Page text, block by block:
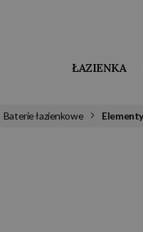
ŁAZIENKA
Baterie łazienkowe